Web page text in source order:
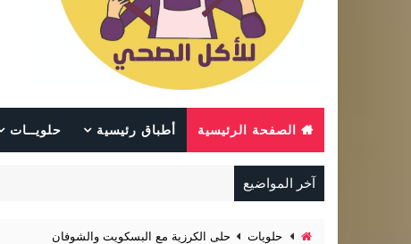
الصفحة الرئيسية أطباق رئيسية حلويــات
آخر المواضيع
حلويات حلى الكرزية مع البسكويت والشوفان